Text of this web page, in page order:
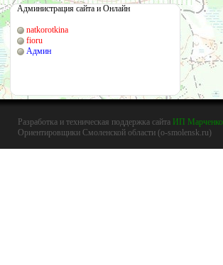
Администрация сайта и Онлайн
natkorotkina
fioru
Админ
Разработка и техническая поддержка сайта ИП
Ориентировщики Смоленской области (o-smolensk.ru)